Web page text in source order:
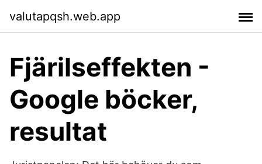
valutapqsh.web.app
Fjärilseffekten -
Google böcker,
resultat